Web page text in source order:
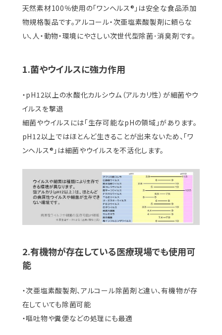
天然素材100％使用の「ワンヘルス®」は安全な食品添加
物規格製品です。アルコール・次亜塩素酸製剤に頼らな
い、人・動物・環境にやさしい次世代型除菌･消臭剤です。
1.菌やウイルスに強力作用
・pH12以上の水酸化カルシウム（アルカリ性）が細菌やウ
イルスを撃退
細菌やウイルスには「生存可能なpHの領域」があります。
pH12以上ではほとんど生きることが出来ないため、「ワ
ンヘルス®」は細菌やウイルスを不活化します。
2.有機物が存在している医療現場でも使用可
能
・次亜塩素酸製剤、アルコール除菌剤と違い、有機物が存
在していても除菌可能
・嘔吐物や糞便などの処理にも最適